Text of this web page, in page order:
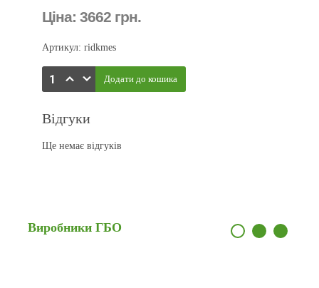
Ціна: 3662 грн.
Артикул: ridkmes
Відгуки
Ще немає відгуків
Виробники ГБО